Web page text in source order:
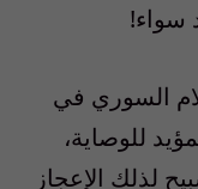
سواء!
السوري في
للوصاية،
لذلك الإعجاز